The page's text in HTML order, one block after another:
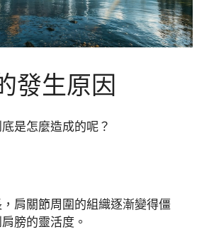
發生原因
是怎麼造成的呢？
肩關節周圍的組織逐漸變得僵
膀的靈活度。